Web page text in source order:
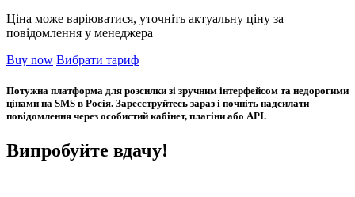
Ціна може варіюватися, уточніть актуальну ціну за
повідомлення у менеджера
Buy now Вибрати тариф
Потужна платформа для розсилки зі зручним інтерфейсом та недорогими
цінами на SMS в Росія. Зареєструйтесь зараз і почніть надсилати
повідомлення через особистий кабінет, плагіни або API.
Випробуйте вдачу!